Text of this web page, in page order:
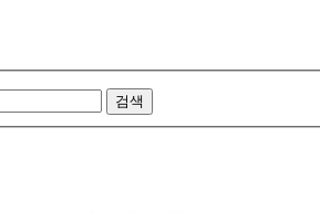
검색